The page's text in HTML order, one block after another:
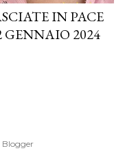
IN PACE
2024
Blogger